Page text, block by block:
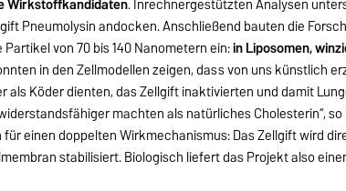
Pneumolysin andocken. Anschließend bauten die
von 70 bis 140 Nanometern ein:in Liposomen,
in den Zellmodellen zeigen, dass von uns künstlich
als Köder dienten, das Zellgift inaktivierten und damit
machten als natürliches Cholesterin“, so
für einen doppelten Wirkmechanismus: Das Zellgift wird
stabilisiert. Biologisch liefert das Projekt also